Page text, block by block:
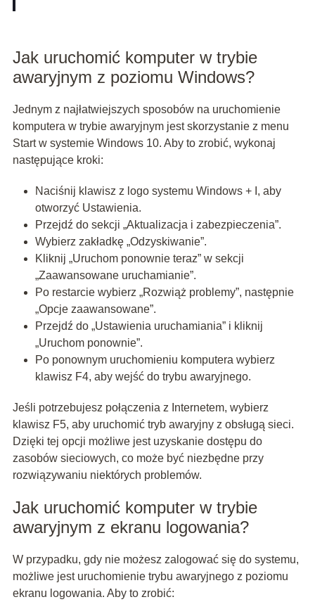
Jak uruchomić komputer w trybie
awaryjnym z poziomu Windows?
Jednym z najłatwiejszych sposobów na uruchomienie
komputera w trybie awaryjnym jest skorzystanie z menu
Start w systemie Windows 10. Aby to zrobić, wykonaj
następujące kroki:
Naciśnij klawisz z logo systemu Windows + I, aby
otworzyć Ustawienia.
Przejdź do sekcji „Aktualizacja i zabezpieczenia”.
Wybierz zakładkę „Odzyskiwanie”.
Kliknij „Uruchom ponownie teraz” w sekcji
„Zaawansowane uruchamianie”.
Po restarcie wybierz „Rozwiąż problemy”, następnie
„Opcje zaawansowane”.
Przejdź do „Ustawienia uruchamiania” i kliknij
„Uruchom ponownie”.
Po ponownym uruchomieniu komputera wybierz
klawisz F4, aby wejść do trybu awaryjnego.
Jeśli potrzebujesz połączenia z Internetem, wybierz
klawisz F5, aby uruchomić tryb awaryjny z obsługą sieci.
Dzięki tej opcji możliwe jest uzyskanie dostępu do
zasobów sieciowych, co może być niezbędne przy
rozwiązywaniu niektórych problemów.
Jak uruchomić komputer w trybie
awaryjnym z ekranu logowania?
W przypadku, gdy nie możesz zalogować się do systemu,
możliwe jest uruchomienie trybu awaryjnego z poziomu
ekranu logowania. Aby to zrobić: